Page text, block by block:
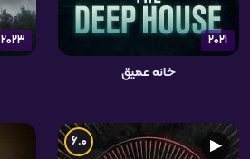
2021
خانه عمیق
2023
▶
6.0